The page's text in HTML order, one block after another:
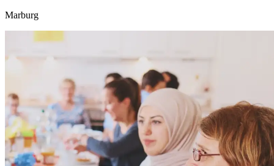
Marburg